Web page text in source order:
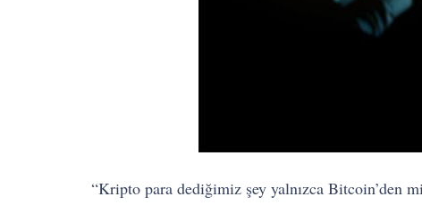
“Kripto para dediğimiz şey yalnızca Bitcoin’den